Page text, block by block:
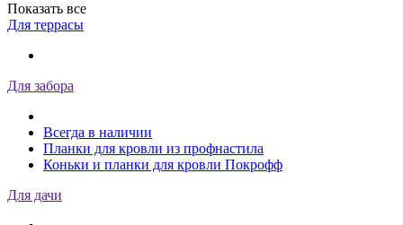
Показать все
Для террасы
Для забора
Всегда в наличии
Планки для кровли из профнастила
Коньки и планки для кровли Покрофф
Для дачи